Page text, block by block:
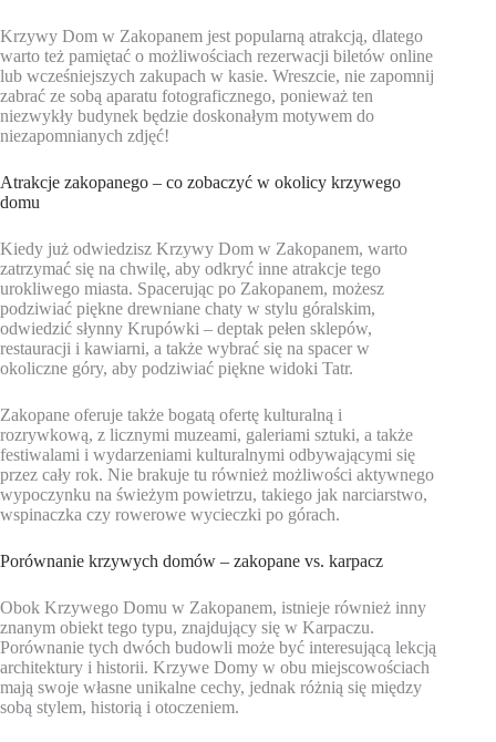
Krzywy Dom w Zakopanem jest popularną atrakcją, dlatego
warto też pamiętać o możliwościach rezerwacji biletów online
lub wcześniejszych zakupach w kasie. Wreszcie, nie zapomnij
zabrać ze sobą aparatu fotograficznego, ponieważ ten
niezwykły budynek będzie doskonałym motywem do
niezapomnianych zdjęć!
Atrakcje zakopanego – co zobaczyć w okolicy krzywego
domu
Kiedy już odwiedzisz Krzywy Dom w Zakopanem, warto
zatrzymać się na chwilę, aby odkryć inne atrakcje tego
urokliwego miasta. Spacerując po Zakopanem, możesz
podziwiać piękne drewniane chaty w stylu góralskim,
odwiedzić słynny Krupówki – deptak pełen sklepów,
restauracji i kawiarni, a także wybrać się na spacer w
okoliczne góry, aby podziwiać piękne widoki Tatr.
Zakopane oferuje także bogatą ofertę kulturalną i
rozrywkową, z licznymi muzeami, galeriami sztuki, a także
festiwalami i wydarzeniami kulturalnymi odbywającymi się
przez cały rok. Nie brakuje tu również możliwości aktywnego
wypoczynku na świeżym powietrzu, takiego jak narciarstwo,
wspinaczka czy rowerowe wycieczki po górach.
Porównanie krzywych domów – zakopane vs. karpacz
Obok Krzywego Domu w Zakopanem, istnieje również inny
znanym obiekt tego typu, znajdujący się w Karpaczu.
Porównanie tych dwóch budowli może być interesującą lekcją
architektury i historii. Krzywe Domy w obu miejscowościach
mają swoje własne unikalne cechy, jednak różnią się między
sobą stylem, historią i otoczeniem.